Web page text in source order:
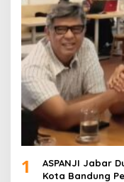
1
ASPANJI Jabar
Kota Bandung